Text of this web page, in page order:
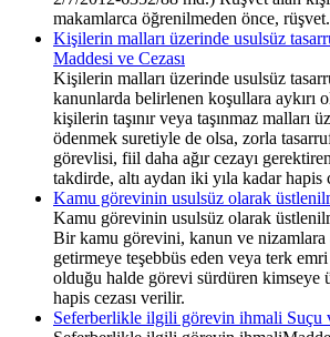
makamlarca öğrenilmeden önce,
Kişilerin malları üzerinde usulsüz
Maddesi ve Cezası
Kişilerin malları üzerinde usulsüz
kanunlarda belirlenen koşullara aykırı
kişilerin taşınır veya taşınmaz malları
ödenmek suretiyle de olsa, zorla
görevlisi, fiil daha ağır cezayı
takdirde, altı aydan iki yıla kadar hapis
Kamu görevinin usulsüz olarak
Kamu görevinin usulsüz olarak
Bir kamu görevini, kanun ve nizamlara
getirmeye teşebbüs eden veya terk
olduğu halde görevi sürdüren kimseye
hapis cezası verilir.
Seferberlikle ilgili görevin ihmali Suçu